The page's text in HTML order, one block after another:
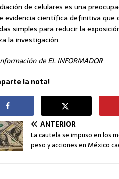
de celulares es una
evidencia científica definitiva que
simples para reducir la
la investigación.
de EL INFORMADOR
la nota!
ANTERIOR
La cautela se impuso en los
peso y acciones en México